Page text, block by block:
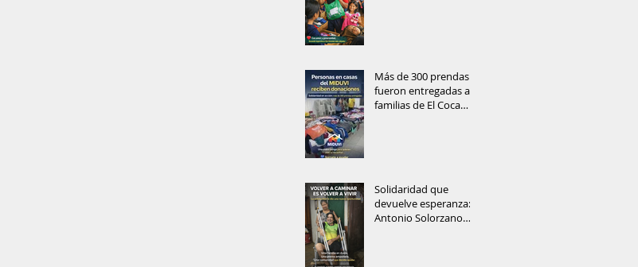
Más de 300 prendas
fueron entregadas a
familias de El Coca
Solidaridad que
devuelve esperanza:
Antonio Solorzano